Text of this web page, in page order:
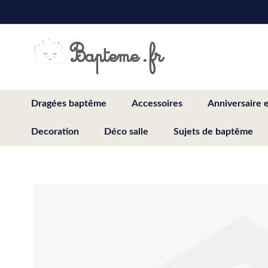
to
Dragées baptême Accessoires Anniversaire
Decoration Déco salle Sujets de baptême